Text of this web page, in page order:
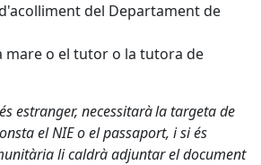
del Departament de
mare o el tutor o la tutora de
estranger, necessitarà la targeta de
el NIE o el passaport, i si és
li caldrà adjuntar el document